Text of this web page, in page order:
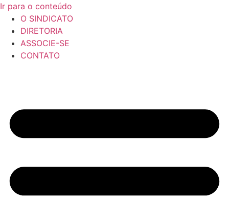
Ir para o conteúdo
O SINDICATO
DIRETORIA
ASSOCIE-SE
CONTATO